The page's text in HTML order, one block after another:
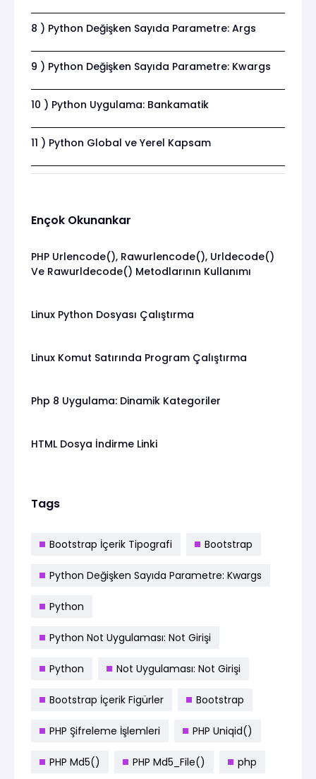
8 ) Python Değişken Sayıda Parametre: Args
9 ) Python Değişken Sayıda Parametre: Kwargs
10 ) Python Uygulama: Bankamatik
11 ) Python Global ve Yerel Kapsam
Ençok Okunankar
PHP Urlencode(), Rawurlencode(), Urldecode()
Ve Rawurldecode() Metodlarının Kullanımı
Linux Python Dosyası Çalıştırma
Linux Komut Satırında Program Çalıştırma
Php 8 Uygulama: Dinamik Kategoriler
HTML Dosya İndirme Linki
Tags
Bootstrap İçerik Tipografi Bootstrap
Python Değişken Sayıda Parametre: Kwargs
Python
Python Not Uygulaması: Not Girişi
Python Not Uygulaması: Not Girişi
Bootstrap İçerik Figürler Bootstrap
PHP Şifreleme İşlemleri PHP Uniqid()
PHP Md5() PHP Md5_File() php